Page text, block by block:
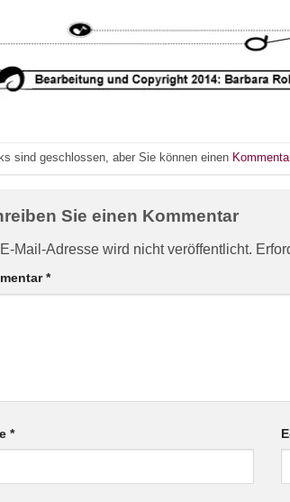
sind geschlossen, aber Sie können einen
Sie einen Kommentar
E-Mail-Adresse wird nicht veröffentlicht.
*
*